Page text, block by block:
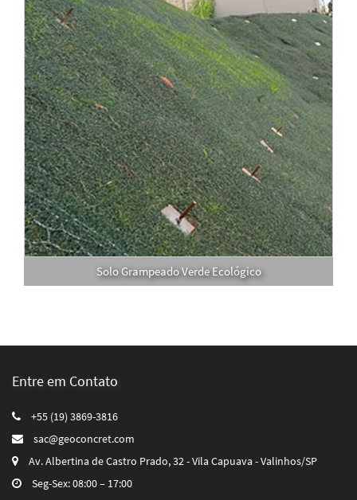
Solo Grampeado Verde Ecológico
Entre em Contato
+55 (19) 3869-3816
sac@geoconcret.com
Av. Albertina de Castro Prado, 32 - Vila Capuava - Valinhos/SP
Seg-Sex: 08:00 – 17:00